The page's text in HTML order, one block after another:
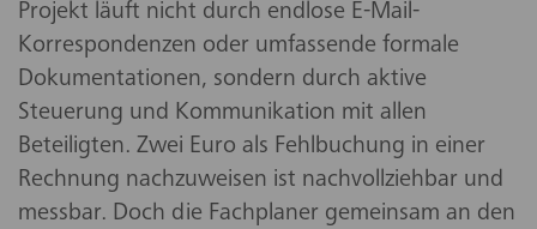
Projekt läuft nicht durch endlose E-Mail-
Korrespondenzen oder umfassende formale
Dokumentationen, sondern durch aktive
Steuerung und Kommunikation mit allen
Beteiligten. Zwei Euro als Fehlbuchung in einer
Rechnung nachzuweisen ist nachvollziehbar und
messbar. Doch die Fachplaner gemeinsam an den